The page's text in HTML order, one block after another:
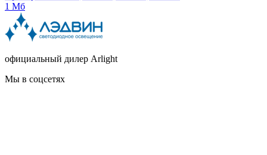
1 Мб
официальный дилер Arlight
Мы в соцсетях